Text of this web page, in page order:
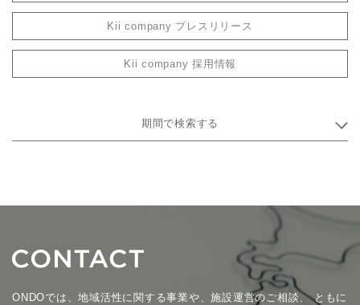
Kii company プレスリリース
Kii company 採用情報
期間で検索する
ONDOでは、地域活性に関する事業や、施設運営のご相談、ともに